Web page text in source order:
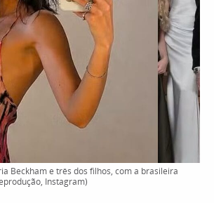
Beckham e três dos filhos, com a brasileira
Instagram)